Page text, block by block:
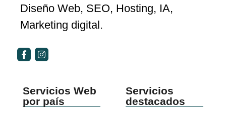
Diseño Web, SEO, Hosting, IA,
Marketing digital.
Servicios Web
por país
Servicios
destacados